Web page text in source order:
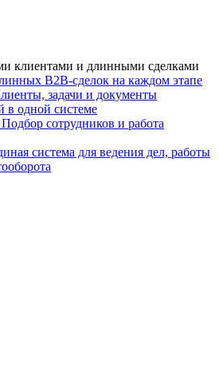
клиентами и длинными сделками
B2B-сделок на каждом этапе
задачи и документы
в одной системе
Подбор сотрудников и работа
система для ведения дел, работы